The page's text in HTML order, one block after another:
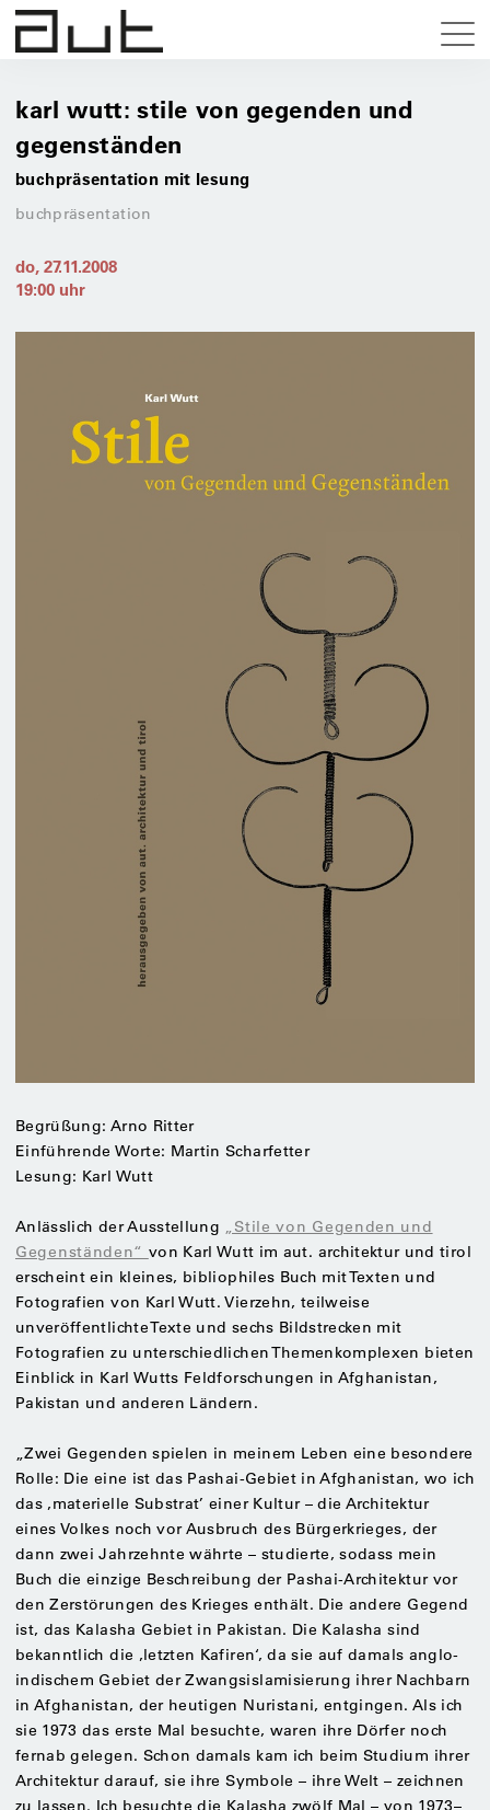
karl wutt: stile von gegenden und
gegenständen
buchpräsentation mit lesung
buchpräsentation
do, 27.11.2008
19:00 uhr
Begrüßung: Arno Ritter
Einführende Worte: Martin Scharfetter
Lesung: Karl Wutt
Anlässlich der Ausstellung „Stile von Gegenden und
Gegenständen“ von Karl Wutt im aut. architektur und tirol
erscheint ein kleines, bibliophiles Buch mit Texten und
Fotografien von Karl Wutt. Vierzehn, teilweise
unveröffentlichte Texte und sechs Bildstrecken mit
Fotografien zu unterschiedlichen Themenkomplexen bieten
Einblick in Karl Wutts Feldforschungen in Afghanistan,
Pakistan und anderen Ländern.
„Zwei Gegenden spielen in meinem Leben eine besondere
Rolle: Die eine ist das Pashai-Gebiet in Afghanistan, wo ich
das ,materielle Substrat’ einer Kultur – die Architektur
eines Volkes noch vor Ausbruch des Bürgerkrieges, der
dann zwei Jahrzehnte währte – studierte, sodass mein
Buch die einzige Beschreibung der Pashai-Architektur vor
den Zerstörungen des Krieges enthält. Die andere Gegend
ist, das Kalasha Gebiet in Pakistan. Die Kalasha sind
bekanntlich die ,letzten Kafiren‘, da sie auf damals anglo-
indischem Gebiet der Zwangsislamisierung ihrer Nachbarn
in Afghanistan, der heutigen Nuristani, entgingen. Als ich
sie 1973 das erste Mal besuchte, waren ihre Dörfer noch
fernab gelegen. Schon damals kam ich beim Studium ihrer
Architektur darauf, sie ihre Symbole – ihre Welt – zeichnen
zu lassen. Ich besuchte die Kalasha zwölf Mal – von 1973–